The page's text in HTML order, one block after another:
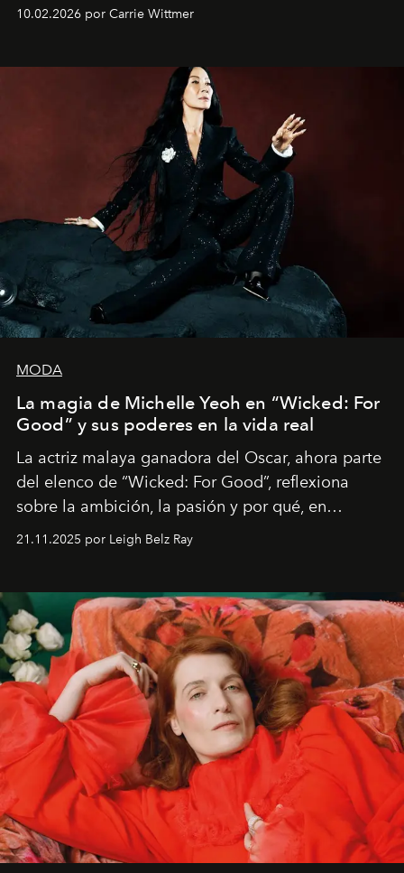
Barcelona", ha dividido su tiempo entre Europa y
dirigida por Maggie Gyllenhaal.
10.02.2026 por Carrie Wittmer
MODA
La magia de Michelle Yeoh en “Wicked: For
Good” y sus poderes en la vida real
La actriz malaya ganadora del Oscar, ahora parte
del elenco de “Wicked: For Good”, reflexiona
sobre la ambición, la pasión y por qué, en
ocasiones, la introspección puede esperar. “Es
importa si no lo entienden’”, confiesa.
21.11.2025 por Leigh Belz Ray